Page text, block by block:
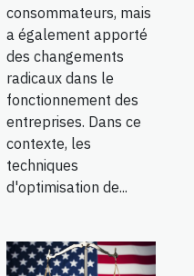
consommateurs, mais
a également apporté
des changements
radicaux dans le
fonctionnement des
entreprises. Dans ce
contexte, les
techniques
d'optimisation de...